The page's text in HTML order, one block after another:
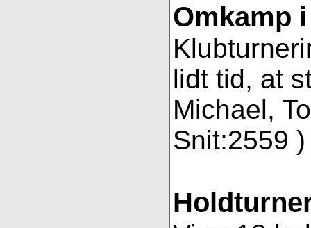
Omkamp
lidt tid, at
Michael,
Snit:2559